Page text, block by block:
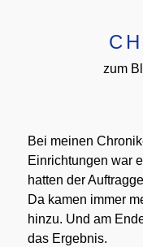
zum
Bei meinen
Einrichtungen war
hatten der
Da kamen immer
hinzu. Und am
das Ergebnis.